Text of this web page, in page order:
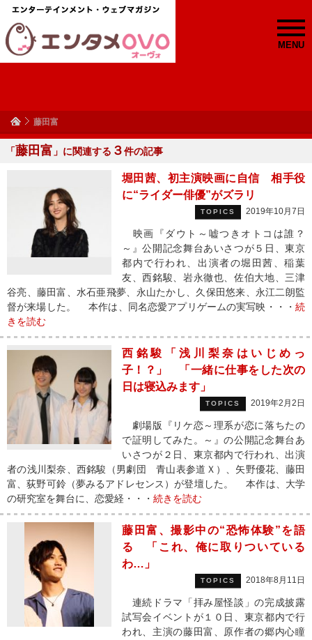
MENU
藤田富
「藤田富 」に関連する ３件の記事
堀田茜、初主演映画に自信 相手役
に“ライダー俳優”がズラリ
TOPICS 2019年10月7日
映画『ダウト～嘘つきオトコは誰？
～』公開記念舞台あいさつが５日、東京
都内で行われ、出演者の堀田茜、稲葉
友、西銘駿、岩永徹也、佐伯大地、三津
谷亮、藤田富、水石亜飛夢、永山たかし、久保田悠来、永江二朗監
督が来場した。 本作は、同名恋愛アプリゲームの実写映・・・ 続
きを読む
西銘駿「浅川梨奈はいじめっ
子！？」 「一緒に仕事をした次の
日は寝込みます」
TOPICS 2019年2月2日
劇場版『リケ恋～理系が恋に落ちたの
で証明してみた。～』の公開記念舞台あ
いさつが２日、東京都内で行われ、出演
者の浅川梨奈、西銘駿（男劇団 青山表参道Ｘ）、矢野優花、藤田
富、荻野可鈴（夢みるアドレセンス）が登壇した。 本作は、大学
の研究室を舞台に、恋愛経・・・ 続きを読む
藤田富、撮影中の“恐怖体験”を語
る 「これ、俺に取りついている
わ…」
TOPICS 2018年8月11日
連続ドラマ「拝み屋怪談」の完成披露
試写会イベントが１０日、東京都内で行
われ、主演の藤田富、原作者の郷内心瞳